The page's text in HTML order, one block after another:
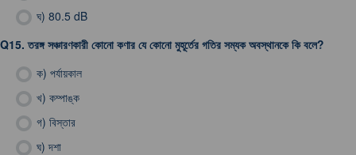
ঘ) 80.5 dB
Q15. তরঙ্গ সঞ্চারণকারী কোনো কণার যে কোনো মুহূর্তের গতির সম্যক অবস্থানকে কি বলে?
ক) পর্যায়কাল
খ) কম্পাঙ্ক
গ) বিস্তার
ঘ) দশা